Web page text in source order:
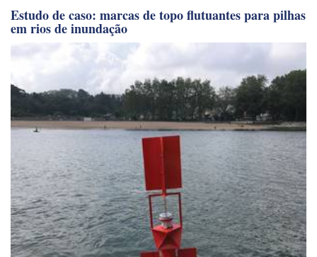
Estudo de caso: marcas de topo flutuantes para pilhas
em rios de inundação